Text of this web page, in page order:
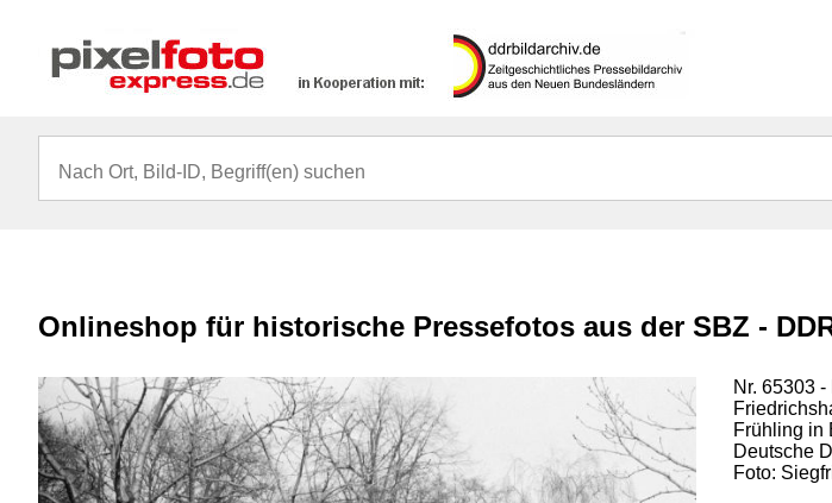
Onlineshop für historische Pressefotos aus der SBZ -
Nr. 65303
Frühling in
Deutsche
Foto: